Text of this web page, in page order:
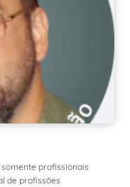
profissionais
de profissões